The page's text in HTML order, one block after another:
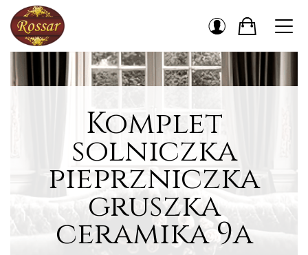
Komplet
solniczka
pieprzniczka
gruszka
ceramika 9a